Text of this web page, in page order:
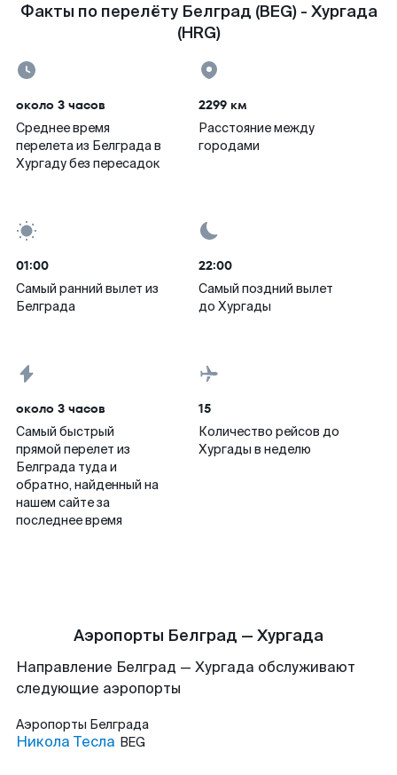
Факты по перелёту Белград (BEG) - Хургада
(HRG)
около 3 часов
Среднее время
перелета из Белграда в
Хургаду без пересадок
2299 км
Расстояние между
городами
01:00
Самый ранний вылет из
Белграда
22:00
Самый поздний вылет
до Хургады
около 3 часов
Самый быстрый
прямой перелет из
Белграда туда и
обратно, найденный на
нашем сайте за
последнее время
15
Количество рейсов до
Хургады в неделю
Аэропорты Белград — Хургада
Направление Белград — Хургада обслуживают
следующие аэропорты
Аэропорты Белграда
Никола Тесла BEG